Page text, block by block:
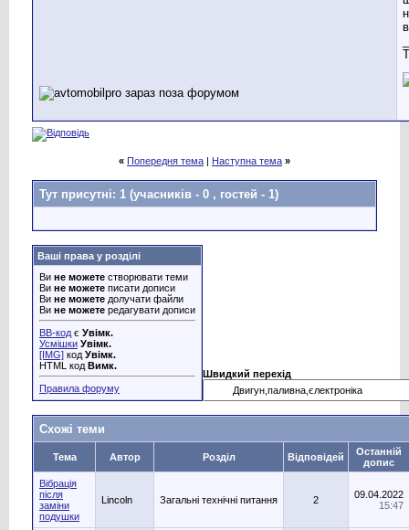
« Попередня тема | Наступна тема »
Тут присутні: 1 (учасників - 0 , гостей - 1)
Ваші права у розділі
Ви не можете створювати теми
Ви не можете писати дописи
Ви не можете долучати файли
Ви не можете редагувати дописи
BB-код є Увімк.
Усмішки Увімк.
[IMG] код Увімк.
HTML код Вимк.
Правила форуму
Швидкий перехід
Схожі теми
Тема Автор Розділ Відповідей
Останній
допис
Вібрація
після
заміни
подушки
Lincoln Загальні технічні питання 2
09.04.2022
15:47